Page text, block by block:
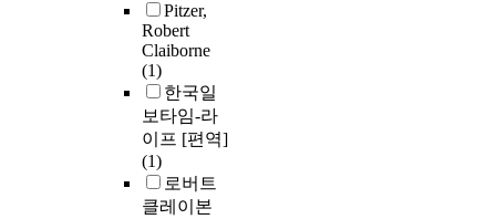
Pitzer,
Robert
Claiborne
(1)
한국일
보타임-라
이프 [편역]
(1)
로버트
클레이본